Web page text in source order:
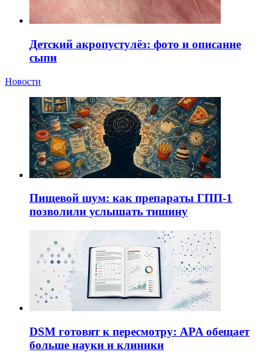
Детский акропустулёз: фото и описание
сыпи
Новости
Пищевой шум: как препараты ГПП-1
позволили услышать тишину
DSM готовят к пересмотру: APA обещает
больше науки и клиники